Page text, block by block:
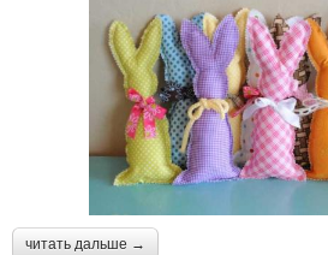
читать дальше →